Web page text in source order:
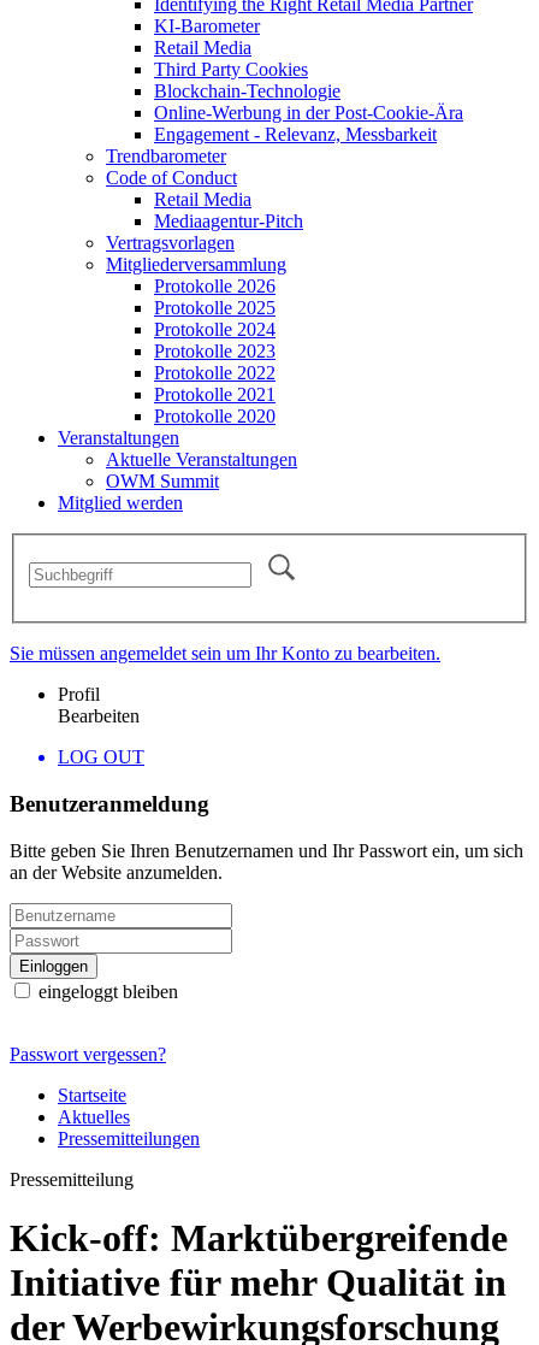
KI-Barometer
Retail Media
Third Party Cookies
Blockchain-Technologie
Online-Werbung in der Post-Cookie-Ära
Engagement - Relevanz, Messbarkeit
Trendbarometer
Code of Conduct
Retail Media
Mediaagentur-Pitch
Vertragsvorlagen
Mitgliederversammlung
Protokolle 2026
Protokolle 2025
Protokolle 2024
Protokolle 2023
Protokolle 2022
Protokolle 2021
Protokolle 2020
Veranstaltungen
Aktuelle Veranstaltungen
OWM Summit
Mitglied werden
Sie müssen angemeldet sein um Ihr Konto zu bearbeiten.
Profil
Bearbeiten
LOG OUT
Benutzeranmeldung
Bitte geben Sie Ihren Benutzernamen und Ihr Passwort ein, um sich
an der Website anzumelden.
eingeloggt bleiben
Passwort vergessen?
Startseite
Aktuelles
Pressemitteilungen
Pressemitteilung
Kick-off: Marktübergreifende
Initiative für mehr Qualität in
der Werbewirkungsforschung